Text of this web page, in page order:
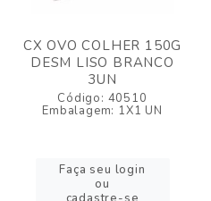
CX OVO COLHER 150G
DESM LISO BRANCO
3UN
Código: 40510
Embalagem: 1X1 UN
Faça seu login
ou